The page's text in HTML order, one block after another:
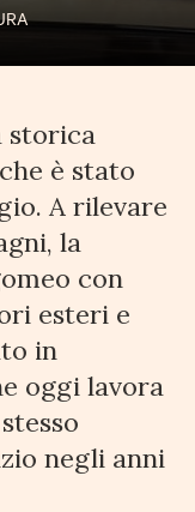
storica
è stato
A rilevare
la
con
esteri e
in
oggi lavora
negli anni